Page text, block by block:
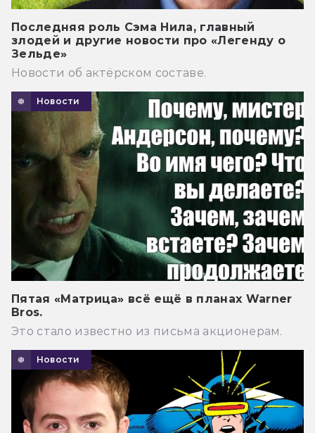
Последняя роль Сэма Нила, главный
злодей и другие новости про «Легенду о
Зельде»
Новости об актёрском составе.
Новости
Пятая «Матрица» всё ещё в планах Warner
Bros.
Это стало известно из письма акционерам.
Новости